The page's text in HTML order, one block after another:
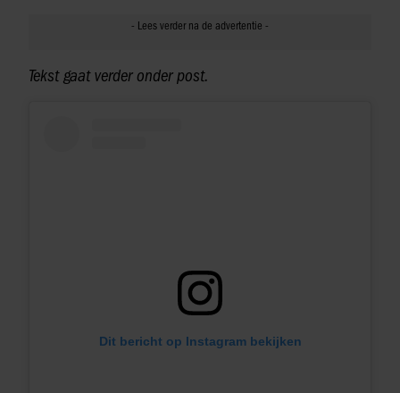
Tekst gaat verder onder post.
Dit bericht op Instagram bekijken